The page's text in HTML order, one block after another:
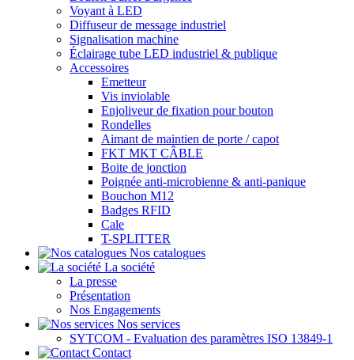
Voyant à LED
Diffuseur de message industriel
Signalisation machine
Éclairage tube LED industriel & publique
Accessoires
Emetteur
Vis inviolable
Enjoliveur de fixation pour bouton
Rondelles
Aimant de maintien de porte / capot
FKT MKT CÂBLE
Boite de jonction
Poignée anti-microbienne & anti-panique
Bouchon M12
Badges RFID
Cale
T-SPLITTER
Nos catalogues
La société
La presse
Présentation
Nos Engagements
Nos services
SYTCOM - Evaluation des paramètres ISO 13849-1
Contact